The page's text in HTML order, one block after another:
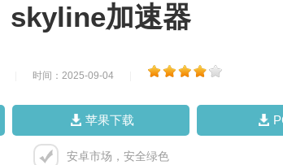
skyline加速器
时间：2025-09-04
苹果下载
安卓市场，安全绿色